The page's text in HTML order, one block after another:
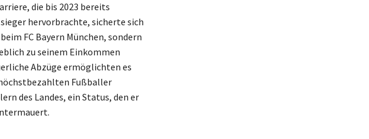
die bis 2023 bereits
hervorbrachte, sicherte sich
FC Bayern München, sondern
zu seinem Einkommen
Abzüge ermöglichten es
Fußballer
des Landes, ein Status, den er